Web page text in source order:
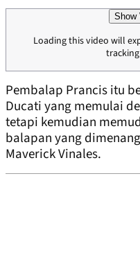
Show
Loading this video will
Pembalap Prancis itu
Ducati yang memulai
tetapi kemudian
balapan yang
Maverick Vinales.